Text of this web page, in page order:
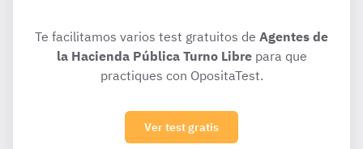
Te facilitamos varios test gratuitos de Agentes de
la Hacienda Pública Turno Librepara que
practiques con OpositaTest.
Ver test gratis